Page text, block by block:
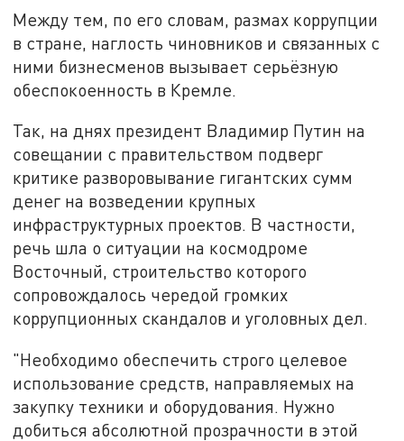
Между тем, по его словам, размах коррупции
в стране, наглость чиновников и связанных с
ними бизнесменов вызывает серьёзную
обеспокоенность в Кремле.
Так, на днях президент Владимир Путин на
совещании с правительством подверг
критике разворовывание гигантских сумм
денег на возведении крупных
инфраструктурных проектов. В частности,
речь шла о ситуации на космодроме
Восточный, строительство которого
сопровождалось чередой громких
коррупционных скандалов и уголовных дел.
"Необходимо обеспечить строго целевое
использование средств, направляемых на
закупку техники и оборудования. Нужно
добиться абсолютной прозрачности в этой